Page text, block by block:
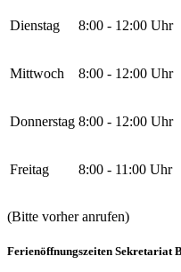
Dienstag 8:00 - 12:00 Uhr
Mittwoch 8:00 - 12:00 Uhr
Donnerstag 8:00 - 12:00 Uhr
Freitag 8:00 - 11:00 Uhr
(Bitte vorher anrufen)
Ferienöffnungszeiten Sekretariat